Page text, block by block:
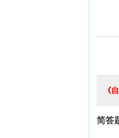
《
简答